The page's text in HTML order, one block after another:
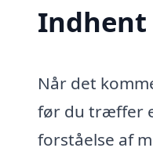
Når det
før du træffer
forståelse af